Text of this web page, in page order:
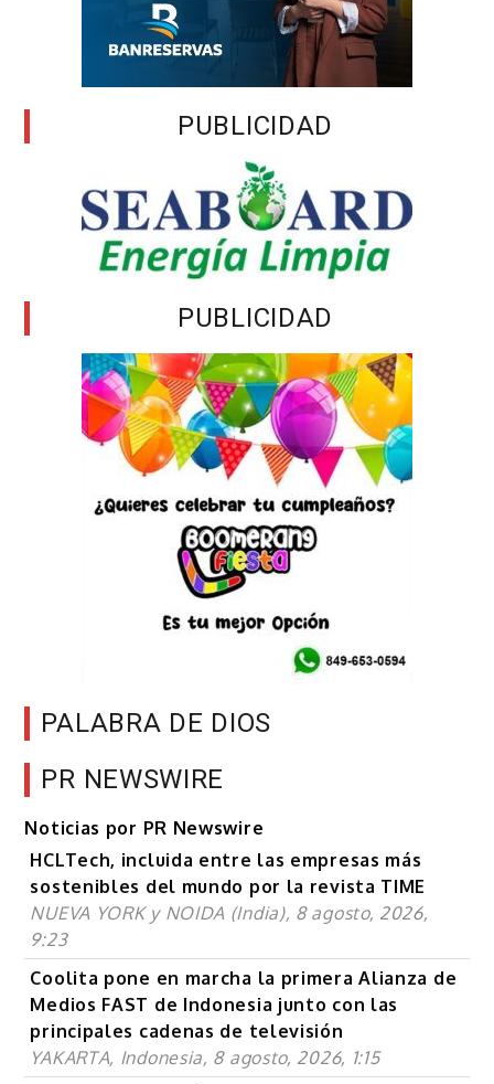
PUBLICIDAD
PUBLICIDAD
PALABRA DE DIOS
PR NEWSWIRE
Noticias por PR Newswire
HCLTech, incluida entre las empresas más
sostenibles del mundo por la revista TIME
NUEVA YORK y NOIDA (India), 8 agosto, 2026,
9:23
Coolita pone en marcha la primera Alianza de
Medios FAST de Indonesia junto con las
principales cadenas de televisión
YAKARTA, Indonesia, 8 agosto, 2026, 1:15